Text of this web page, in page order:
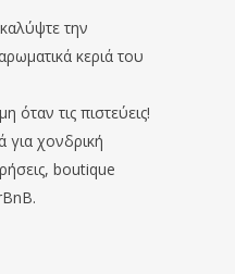
την
κεριά του
όταν τις πιστεύεις!
για χονδρική
boutique